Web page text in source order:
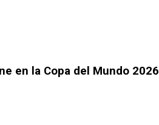
en la Copa del Mundo 2026